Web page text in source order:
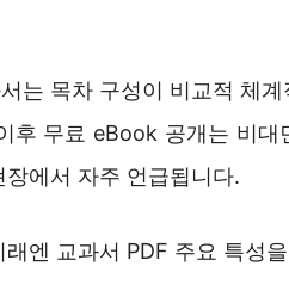
는 목차 구성이 비교적 체
후 무료 eBook 공개는 비
장에서 자주 언급됩니다.
래엔 교과서 PDF 주요 특성